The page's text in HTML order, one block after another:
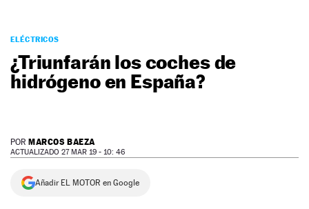
PODCAST
MOTOS
TECNOLOGÍA
SERVICIOS
NEWSLETTER
ELÉCTRICOS
¿Triunfarán los coches de
hidrógeno en España?
POR MARCOS BAEZA
ACTUALIZADO 27 MAR 19 - 10: 46
Añadir EL MOTOR en Google